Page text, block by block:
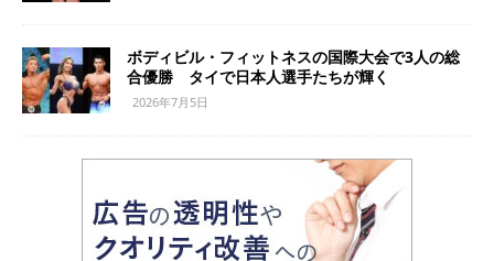
ボディビル・フィットネスの国際大会で3人の総
合優勝 タイで日本人選手たちが輝く
2026年7月5日